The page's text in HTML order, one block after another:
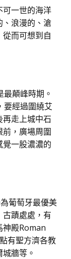
可一世的海洋
、浪漫的、滄
而可想到自
顛峰時期。
要經過圍繞艾
走上城中石
，廣場周圍
一股濃濃的
葡萄牙最優美
蹟處處，有
神殿Roman
有聖方濟各教
牆等。